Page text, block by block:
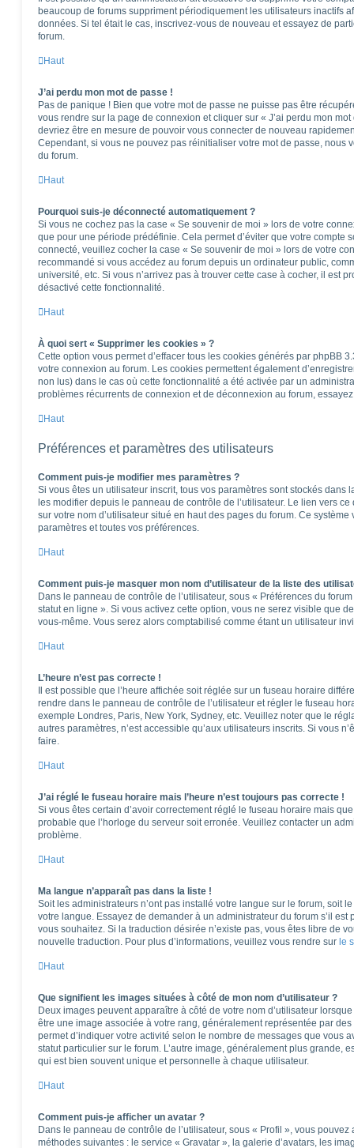
beaucoup de forums suppriment périodiquement les utilisateurs inactifs
données. Si tel était le cas, inscrivez-vous de nouveau et essayez de
forum.
Haut
J’ai perdu mon mot de passe !
Pas de panique ! Bien que votre mot de passe ne puisse pas être
vous rendre sur la page de connexion et cliquer sur « J’ai perdu mon
devriez être en mesure de pouvoir vous connecter de nouveau
Cependant, si vous ne pouvez pas réinitialiser votre mot de passe, nous
du forum.
Haut
Pourquoi suis-je déconnecté automatiquement ?
Si vous ne cochez pas la case « Se souvenir de moi » lors de votre
que pour une période prédéfinie. Cela permet d’éviter que votre compte
connecté, veuillez cocher la case « Se souvenir de moi » lors de votre
recommandé si vous accédez au forum depuis un ordinateur public,
université, etc. Si vous n’arrivez pas à trouver cette case à cocher, il est
désactivé cette fonctionnalité.
Haut
À quoi sert « Supprimer les cookies » ?
Cette option vous permet d’effacer tous les cookies générés par phpBB
votre connexion au forum. Les cookies permettent également
non lus) dans le cas où cette fonctionnalité a été activée par un
problèmes récurrents de connexion et de déconnexion au forum,
Haut
Préférences et paramètres des utilisateurs
Comment puis-je modifier mes paramètres ?
Si vous êtes un utilisateur inscrit, tous vos paramètres sont stockés dans
les modifier depuis le panneau de contrôle de l’utilisateur. Le lien vers
sur votre nom d’utilisateur situé en haut des pages du forum. Ce
paramètres et toutes vos préférences.
Haut
Comment puis-je masquer mon nom d’utilisateur de la liste des
Dans le panneau de contrôle de l’utilisateur, sous « Préférences du
statut en ligne ». Si vous activez cette option, vous ne serez visible que
vous-même. Vous serez alors comptabilisé comme étant un utilisateur
Haut
L’heure n’est pas correcte !
Il est possible que l’heure affichée soit réglée sur un fuseau horaire
rendre dans le panneau de contrôle de l’utilisateur et régler le fuseau
exemple Londres, Paris, New York, Sydney, etc. Veuillez noter que le
autres paramètres, n’est accessible qu’aux utilisateurs inscrits. Si vous
faire.
Haut
J’ai réglé le fuseau horaire mais l’heure n’est toujours pas correcte !
Si vous êtes certain d’avoir correctement réglé le fuseau horaire mais
probable que l’horloge du serveur soit erronée. Veuillez contacter un
problème.
Haut
Ma langue n’apparaît pas dans la liste !
Soit les administrateurs n’ont pas installé votre langue sur le forum, soit
votre langue. Essayez de demander à un administrateur du forum s’il
vous souhaitez. Si la traduction désirée n’existe pas, vous êtes libre de
nouvelle traduction. Pour plus d’informations, veuillez vous rendre sur le
Haut
Que signifient les images situées à côté de mon nom d’utilisateur ?
Deux images peuvent apparaître à côté de votre nom d’utilisateur
être une image associée à votre rang, généralement représentée par
permet d’indiquer votre activité selon le nombre de messages que vous
statut particulier sur le forum. L’autre image, généralement plus grande,
qui est bien souvent unique et personnelle à chaque utilisateur.
Haut
Comment puis-je afficher un avatar ?
Dans le panneau de contrôle de l’utilisateur, sous « Profil », vous
méthodes suivantes : le service « Gravatar », la galerie d’avatars, les